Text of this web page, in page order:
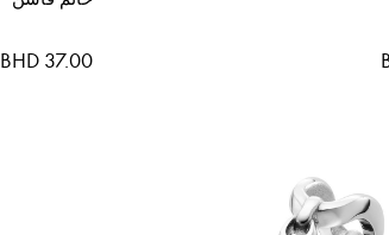
BHD 37.00